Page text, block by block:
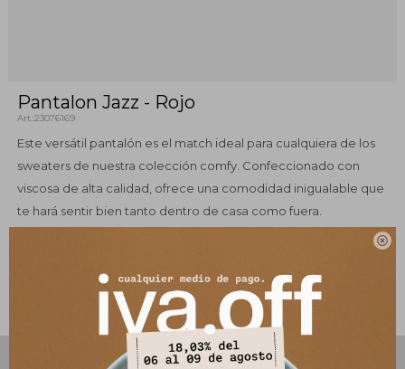

Pantalon Jazz - Rojo
23076169
Este versátil pantalón es el match ideal para cualquiera de los
sweaters de nuestra colección comfy. Confeccionado con
viscosa de alta calidad, ofrece una comodidad inigualable que
te hará sentir bien tanto dentro de casa como fuera.
Este artículo está agotado.